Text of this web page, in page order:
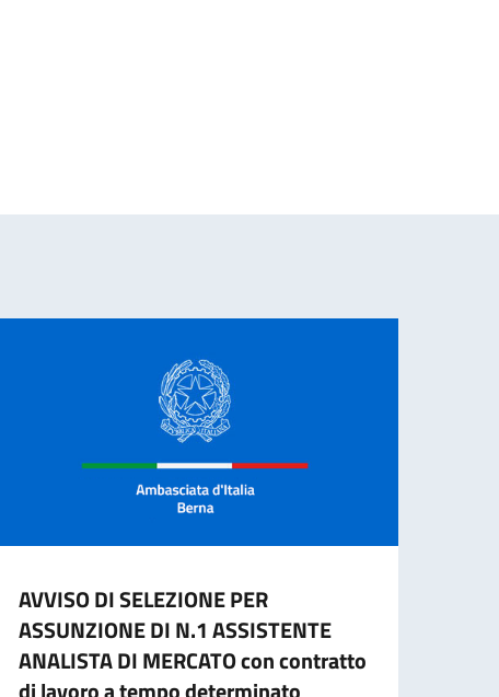
AVVISO DI SELEZIONE PER
ASSUNZIONE DI N.1 ASSISTENTE
ANALISTA DI MERCATO con contratto